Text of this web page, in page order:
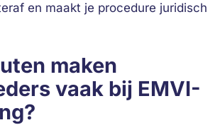
en maakt je procedure juridisch
maken
vaak bij EMVI-